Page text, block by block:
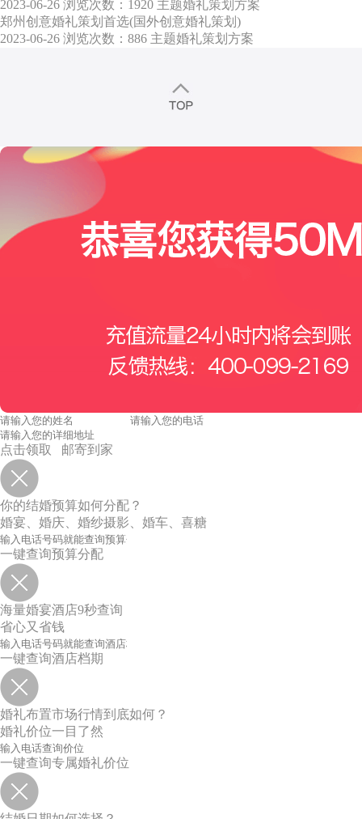
2023-06-26 浏览次数：1920 主题婚礼策划方案
郑州创意婚礼策划首选(国外创意婚礼策划)
2023-06-26 浏览次数：886 主题婚礼策划方案
点击领取 邮寄到家
你的结婚预算如何分配？
婚宴、婚庆、婚纱摄影、婚车、喜糖
一键查询预算分配
海量婚宴酒店9秒查询
省心又省钱
一键查询酒店档期
婚礼布置市场行情到底如何？
婚礼价位一目了然
一键查询专属婚礼价位